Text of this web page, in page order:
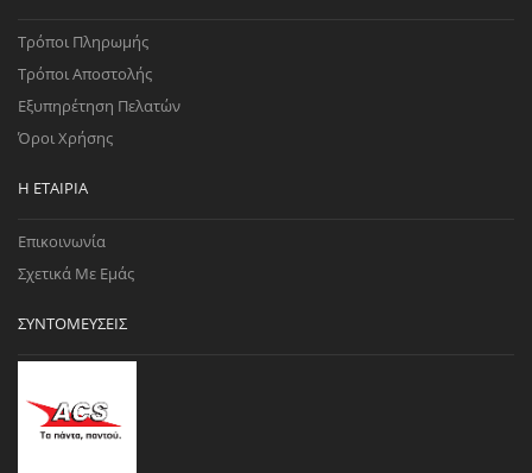
Τρόποι Πληρωμής
Τρόποι Αποστολής
Εξυπηρέτηση Πελατών
Όροι Χρήσης
Η ΕΤΑΙΡΊΑ
Επικοινωνία
Σχετικά Με Εμάς
ΣΥΝΤΟΜΕΎΣΕΙΣ